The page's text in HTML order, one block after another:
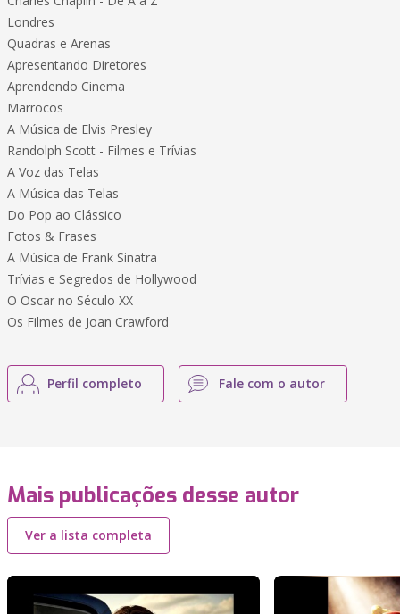
Londres
Quadras e Arenas
Apresentando Diretores
Aprendendo Cinema
Marrocos
A Música de Elvis Presley
Randolph Scott - Filmes e Trívias
A Voz das Telas
A Música das Telas
Do Pop ao Clássico
Fotos & Frases
A Música de Frank Sinatra
Trívias e Segredos de Hollywood
O Oscar no Século XX
Os Filmes de Joan Crawford
Perfil completo Fale com o autor
Mais publicações desse autor
Ver a lista completa